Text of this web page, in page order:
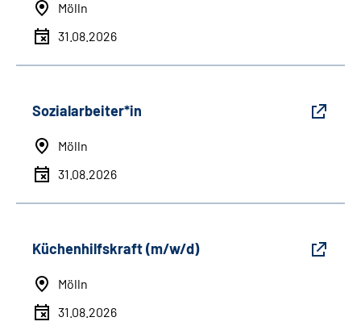
Mölln
31.08.2026
Sozialarbeiter*in
Mölln
31.08.2026
Küchenhilfskraft (m/w/d)
Mölln
31.08.2026